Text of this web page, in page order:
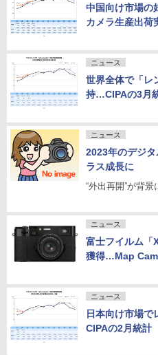
中国向け市場の
カメラ生産出荷
ニュース
世界全体で「レ
持…CIPAの3月
ニュース
2023年のデジ
ラス成長に
“外出再開”が背
ニュース
富士フイルム「
獲得…Map
ニュース
日本向け市場
CIPAの2月統計